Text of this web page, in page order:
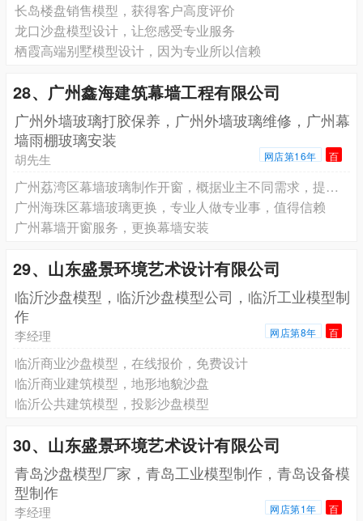
长岛楼盘销售模型，获得客户高度评价
龙口沙盘模型设计，让您感受专业服务
栖霞高端别墅模型设计，因为专业所以信赖
28、广州鑫海建筑幕墙工程有限公司
广州外墙玻璃打胶保养，广州外墙玻璃维修，广州幕
墙雨棚玻璃安装
胡先生 网店第16年 百
广州荔湾区幕墙玻璃制作开窗，概据业主不同需求，提供完善幕墙清洗方案
广州海珠区幕墙玻璃更换，专业人做专业事，值得信赖
广州幕墙开窗服务，更换幕墙安装
29、山东盛景环境艺术设计有限公司
临沂沙盘模型，临沂沙盘模型公司，临沂工业模型制
作
李经理 网店第8年 百
临沂商业沙盘模型，在线报价，免费设计
临沂商业建筑模型，地形地貌沙盘
临沂公共建筑模型，投影沙盘模型
30、山东盛景环境艺术设计有限公司
青岛沙盘模型厂家，青岛工业模型制作，青岛设备模
型制作
李经理 网店第1年 百